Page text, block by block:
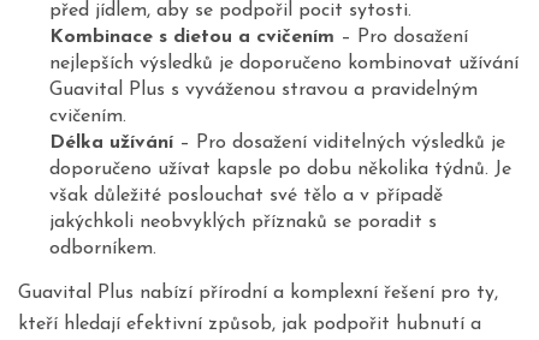
před jídlem, aby se podpořil pocit sytosti.
Kombinace s dietou a cvičením – Pro dosažení
nejlepších výsledků je doporučeno kombinovat užívání
Guavital Plus s vyváženou stravou a pravidelným
cvičením.
Délka užívání– Pro dosažení viditelných výsledků je
doporučeno užívat kapsle po dobu několika týdnů. Je
však důležité poslouchat své tělo a v případě
jakýchkoli neobvyklých příznaků se poradit s
odborníkem.
Guavital Plus nabízí přírodní a komplexní řešení pro ty,
kteří hledají efektivní způsob, jak podpořit hubnutí a